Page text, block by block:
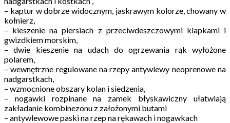
– kaptur w dobrze widocznym, jaskrawym kolorze, chowany w
kołnierz,
– kieszenie na piersiach z przeciwdeszczowymi klapkami i
gwizdkiem morskim,
– dwie kieszenie na udach do ogrzewania rąk wyłożone
polarem,
– wewnętrzne regulowane na rzepy antywlewy neoprenowe na
nadgarstkach,
– wzmocnione obszary kolan i siedzenia,
– nogawki rozpinane na zamek błyskawiczny ułatwiają
zakładanie kombinezonu z założonymi butami
– antywlewowe paski na rzep na rękawach i nogawkach